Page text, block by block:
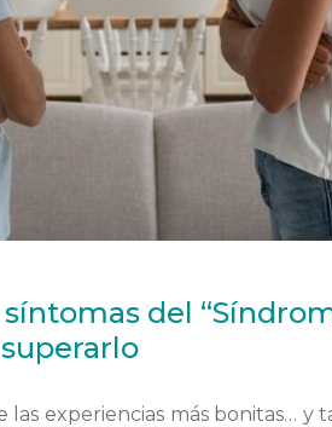
del
experiencias más bonitas… y